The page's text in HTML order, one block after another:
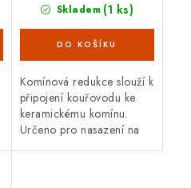
Skladem (1 ks)
Komínová redukce slouží k
připojení kouřovodu ke
keramickému komínu.
Určeno pro nasazení na